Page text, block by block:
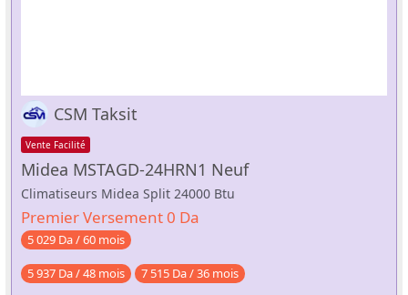
CSM Taksit
Vente Facilité
Midea MSTAGD-24HRN1 Neuf
Climatiseurs Midea Split 24000 Btu
Premier Versement 0 Da
5 029 Da / 60 mois
5 937 Da / 48 mois 7 515 Da / 36 mois